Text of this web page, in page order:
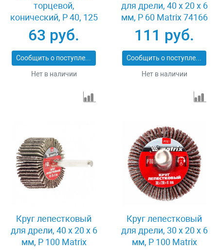
торцевой,
конический, Р 40, 125
х 22.2 мм Сибртех
74083
63 руб.
Сообщить о поступлении
Нет в наличии
для дрели, 40 х 20 х 6
мм, P 60 Matrix 74166
111 руб.
Сообщить о поступлении
Нет в наличии
Круг лепестковый
для дрели, 40 х 20 х 6
мм, P 100 Matrix
Круг лепестковый
для дрели, 30 х 20 х 6
мм, P 100 Matrix